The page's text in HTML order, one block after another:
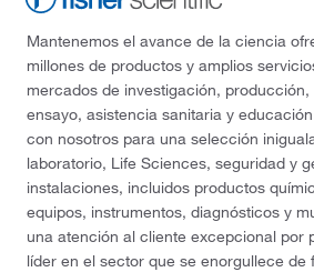
Mantenemos el avance de la ciencia
millones de productos y amplios
mercados de investigación, producción,
ensayo, asistencia sanitaria y
con nosotros para una selección
laboratorio, Life Sciences, seguridad y
instalaciones, incluidos productos
equipos, instrumentos, diagnósticos y
una atención al cliente excepcional por
líder en el sector que se enorgullece de